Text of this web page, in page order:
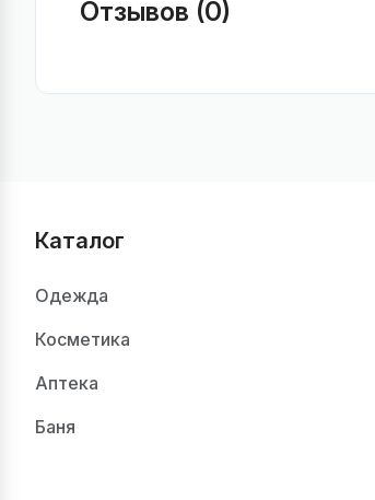
Отзывов (0)
Каталог
Одежда
Косметика
Аптека
Баня